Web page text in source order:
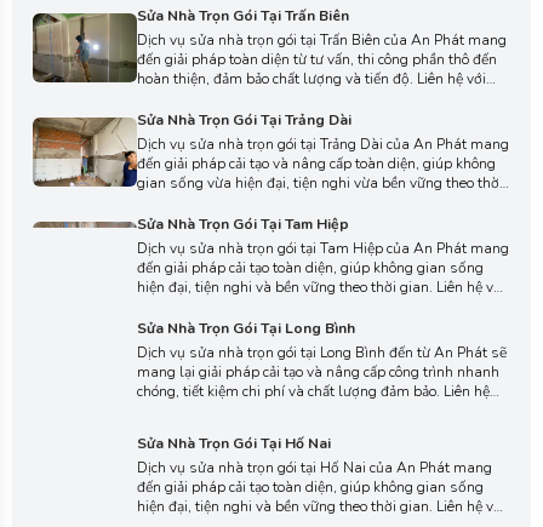
chi tiết và biến ngôi nhà của bạn thành không gian tiện
nghi, hiện đại và bền đẹp.
Sửa Nhà Trọn Gói Tại Trấn Biên
Dịch vụ sửa nhà trọn gói tại Trấn Biên của An Phát mang
đến giải pháp toàn diện từ tư vấn, thi công phần thô đến
hoàn thiện, đảm bảo chất lượng và tiến độ. Liên hệ với
ngôi nhà của bạn thành không gian lý tưởng.
Sửa Nhà Trọn Gói Tại Trảng Dài
Dịch vụ sửa nhà trọn gói tại Trảng Dài của An Phát mang
đến giải pháp cải tạo và nâng cấp toàn diện, giúp không
gian sống vừa hiện đại, tiện nghi vừa bền vững theo thời
chi tiết, lựa chọn phương án thi công phù hợp cho ngôi
nhà của bạn.
Sửa Nhà Trọn Gói Tại Tam Hiệp
Dịch vụ sửa nhà trọn gói tại Tam Hiệp của An Phát mang
đến giải pháp cải tạo toàn diện, giúp không gian sống
hiện đại, tiện nghi và bền vững theo thời gian. Liên hệ với
phương án thi công phù hợp nhất cho ngôi nhà của bạn.
Sửa Nhà Trọn Gói Tại Long Bình
Dịch vụ sửa nhà trọn gói tại Long Bình đến từ An Phát sẽ
mang lại giải pháp cải tạo và nâng cấp công trình nhanh
chóng, tiết kiệm chi phí và chất lượng đảm bảo. Liên hệ
của bạn.
Sửa Nhà Trọn Gói Tại Hố Nai
Dịch vụ sửa nhà trọn gói tại Hố Nai của An Phát mang
đến giải pháp cải tạo toàn diện, giúp không gian sống
hiện đại, tiện nghi và bền vững theo thời gian. Liên hệ với
chúng tôi ngay hôm nay để được tư vấn chi tiết, lựa chọn